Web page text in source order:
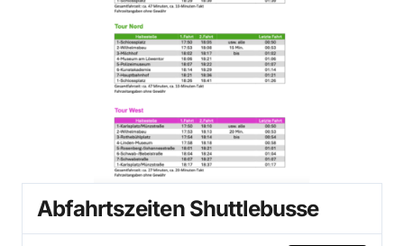
Abfahrtszeiten Shuttlebusse